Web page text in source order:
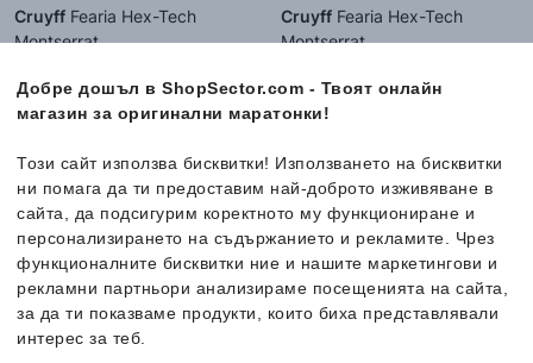
Добре дошъл в ShopSector.com - Твоят онлайн
магазин за оригинални маратонки!
Този сайт използва бисквитки! Използването на бисквитки
ни помага да ти предоставим най-доброто изживяване в
сайта, да подсигурим коректното му функциониране и
персонализирането на съдържанието и рекламите. Чрез
функционалните бисквитки ние и нашите маркетингови и
рекламни партньори анализираме посещенията на сайта,
за да ти показваме продукти, които биха представлявали
интерес за теб.
Cruyff Fearia Hex-Tech
Montserrat
67.99 € / 132.98 лв.
Налични размери:
46
Cruyff Fearia Hex-Tech
Montserrat
69.99 € / 136.89 лв.
Налични размери:
42 44 45 46
-50% -51%